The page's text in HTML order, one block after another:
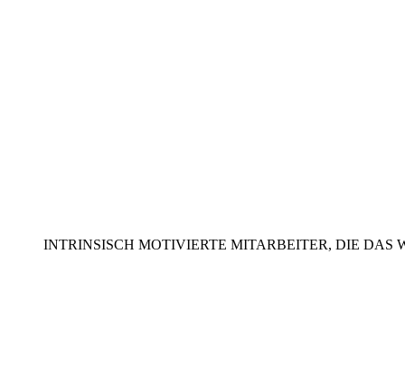
INTRINSISCH MOTIVIERTE MITARBEITER, DIE DAS